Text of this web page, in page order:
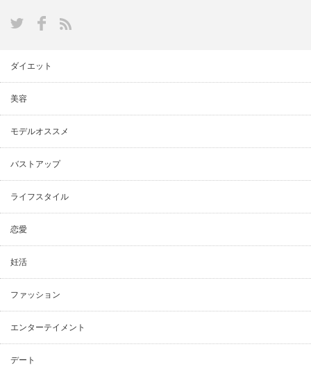
ダイエット
美容
モデルオススメ
バストアップ
ライフスタイル
恋愛
妊活
ファッション
エンターテイメント
デート